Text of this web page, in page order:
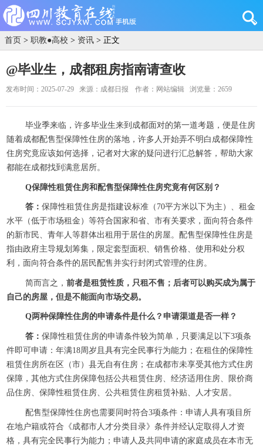
首页 > 职教●高校 > 资讯 > 正文
@毕业生，成都租房指南请查收
发布时间：2025-07-29 来源：成都日报 作者：网站编辑 浏览量：2659
毕业季来临，许多毕业生来到成都面对的第一道考题，便是住房
随着成都配售型保障性住房的落地，许多人开始弄不明白成都保障性
住房究竟应该如何选择，记者对大家的疑问进行汇总解答，帮助大家
都能在成都找到满意居所。
Q保障性租赁住房和配售型保障性住房究竟有何区别？
答： 保障性租赁住房是指建设标准（70平方米以下为主）、租金
水平（低于市场租金）等符合国家和省、市有关要求，面向符合条件
的新市民、青年人等群体出租用于居住的房屋。配售型保障性住房是
指由政府主导规划筹集，限定套型面积、销售价格、使用和处分权
利，面向符合条件的居民配售并实行封闭式管理的住房。
简而言之， 前者是租赁性质，只租不售；后者可以购买成为属于
自己的房屋，但是不能面向市场交易。
Q两种保障性住房的申请条件是什么？申请渠道是否一样？
答： 保障性租赁住房的申请条件较为简单，只要满足以下3项条
件即可申请：年满18周岁且具有完全民事行为能力；在租住的保障性
租赁住房所在区（市）县无自有住房；在成都市未享受其他方式住房
保障，其他方式住房保障包括公共租赁住房、经济适用住房、限价商
品住房、保障性租赁住房、公共租赁住房租赁补贴、人才安居。
配售型保障性住房也需要同时符合3项条件：申请人具有项目所
在地户籍或符合《成都市人才分类目录》条件并经认定取得人才资
格，具有完全民事行为能力；申请人及共同申请的家庭成员在本市无